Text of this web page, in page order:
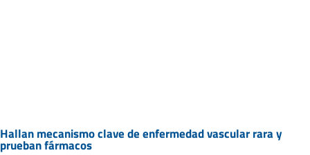
Hallan mecanismo clave de enfermedad vascular rara y
prueban fármacos